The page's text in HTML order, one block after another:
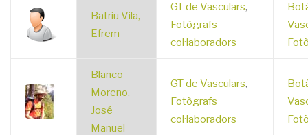
Batriu Vila,
Efrem
GT de Vasculars,
Fotògrafs
col·laboradors
Blanco
Moreno,
José
Manuel
GT de Vasculars,
Fotògrafs
col·laboradors